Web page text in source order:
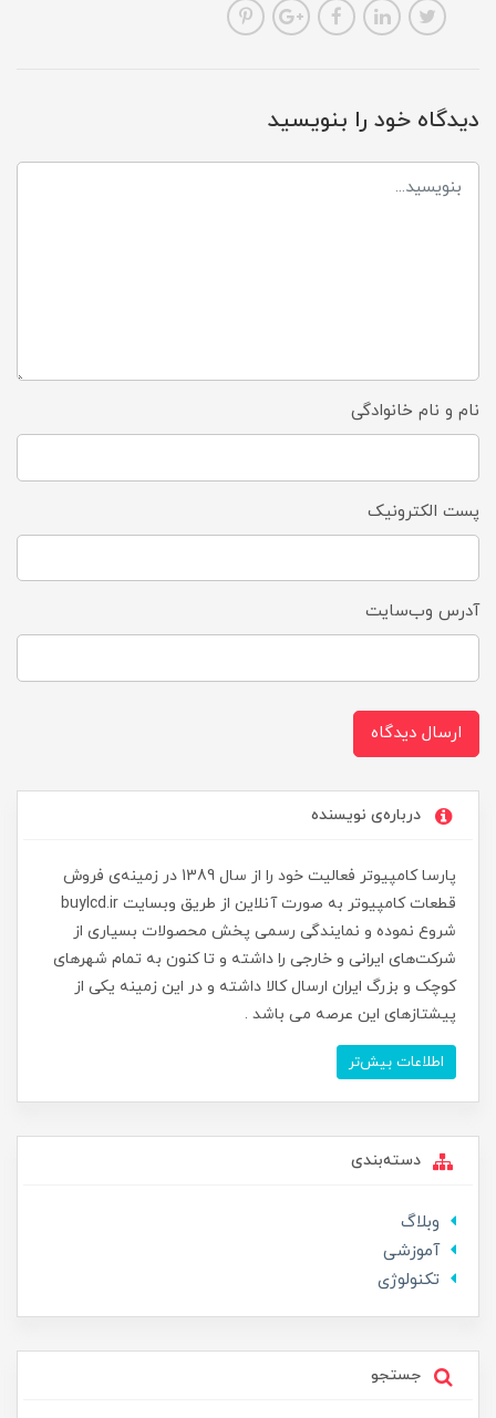
دیدگاه خود را بنویسید
نام و نام خانوادگی
پست الکترونیک
آدرس وب‌سایت
ارسال دیدگاه
درباره‌ی نویسنده
پارسا کامپیوتر فعالیت خود را از سال 1389 در زمینه‌ی فروش
قطعات کامپیوتر به صورت آنلاین از طریق وبسایت buylcd.ir
شروع نموده و نمایندگی رسمی پخش محصولات بسیاری از
شرکت‌های ایرانی و خارجی را داشته و تا کنون به تمام شهرهای
کوچک و بزرگ ایران ارسال کالا داشته و در این زمینه یکی از
پیشتازهای این عرصه می باشد .
اطلاعات بیش‌تر
دسته‌بندی
وبلاگ
آموزشی
تکنولوژی
جستجو